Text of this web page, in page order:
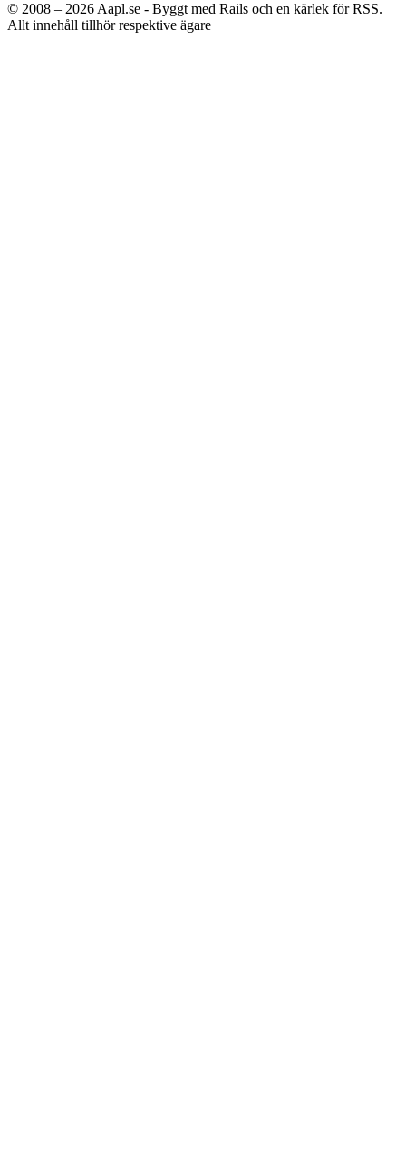
© 2008 – 2026 Aapl.se - Byggt med Rails och en kärlek för RSS.
Allt innehåll tillhör respektive ägare